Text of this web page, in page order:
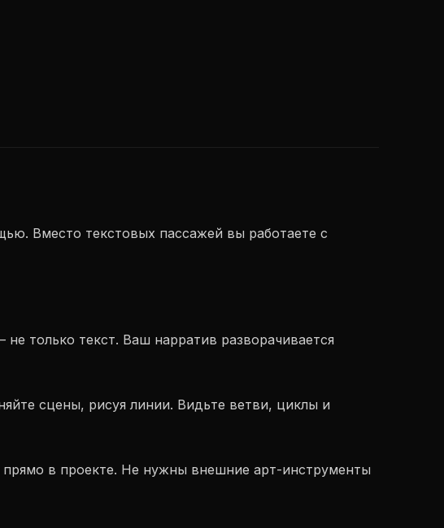
Вместо текстовых пассажей вы работаете с
только текст. Ваш нарратив разворачивается
сцены, рисуя линии. Видьте ветви, циклы и
в проекте. Не нужны внешние арт-инструменты